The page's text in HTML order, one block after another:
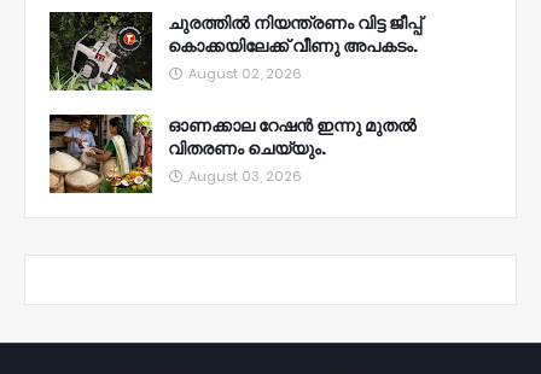
ചുരത്തിൽ നിയന്ത്രണം വിട്ട ജീപ്പ്
കൊക്കയിലേക്ക് വീണു അപകടം.
August 02, 2026
ഓണക്കാല റേഷൻ ഇന്നു മുതല്‍
വിതരണം ചെയ്യും.
August 03, 2026